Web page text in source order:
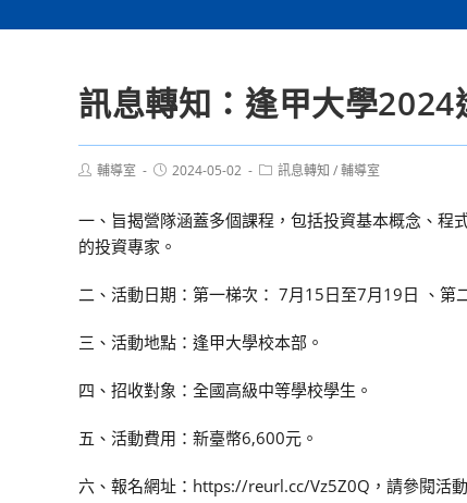
訊息轉知：逢甲大學
Post輔導室
Post2024-05-02
Post訊息轉知 /輔導室
一、旨揭營隊涵蓋多個課程，包括投資基本概念、程
的投資專家。
二、活動日期：第一梯次： 7月15日至7月19日 、第
三、活動地點：逢甲大學校本部。
四、招收對象：全國高級中等學校學生。
五、活動費用：新臺幣6,600元。
六、報名網址：https://reurl.cc/Vz5Z0Q，請參閱活動